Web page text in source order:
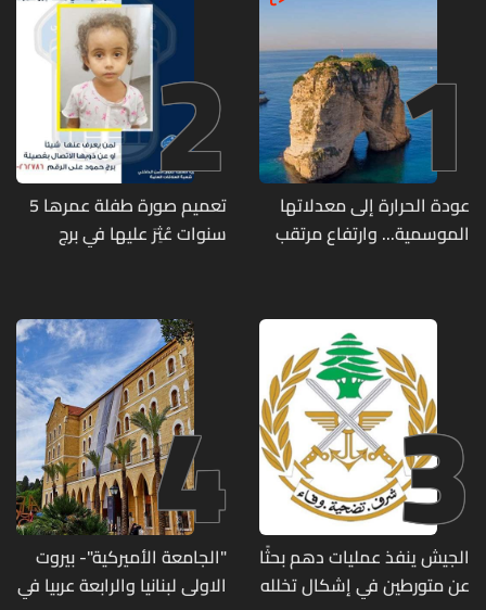
1
عودة الحرارة إلى معدلاتها
الموسمية... وارتفاع مرتقب
2
تعميم صورة طفلة عمرها 5
سنوات عُثِرَ عليها في برج
3
الجيش ينفذ عمليات دهم بحثًا
عن متورطين في إشكال تخلله
4
"الجامعة الأميركية"- بيروت
الاولى لبنانيا والرابعة عربيا في